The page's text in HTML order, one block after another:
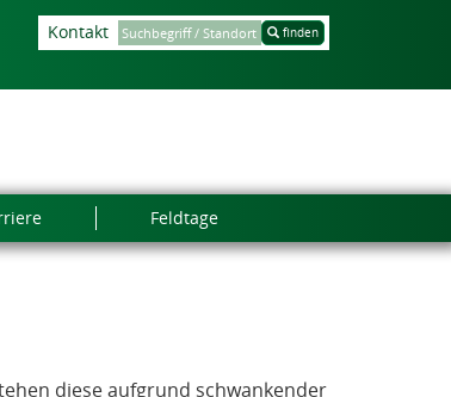
finden
Kontakt
Feldtage
diese aufgrund schwankender